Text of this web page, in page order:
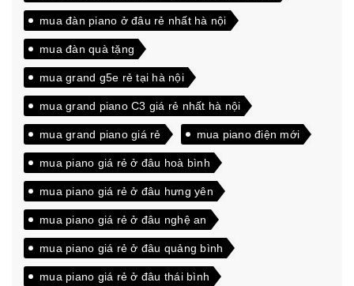
mua đàn piano ở đâu rẻ nhất hà nội
mua đàn quà tặng
mua grand g5e rẻ tại hà nội
mua grand piano C3 giá rẻ nhất hà nội
mua grand piano giá rẻ mua piano điện mới
mua piano giá rẻ ở đâu hoà bình
mua piano giá rẻ ở đâu hưng yên
mua piano giá rẻ ở đâu nghệ an
mua piano giá rẻ ở đâu quảng bình
mua piano giá rẻ ở đâu thái bình